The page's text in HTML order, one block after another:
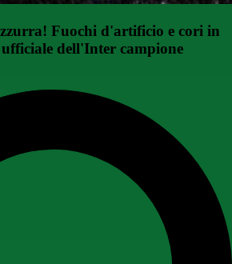
Fuochi d'artificio e cori in
dell'Inter campione